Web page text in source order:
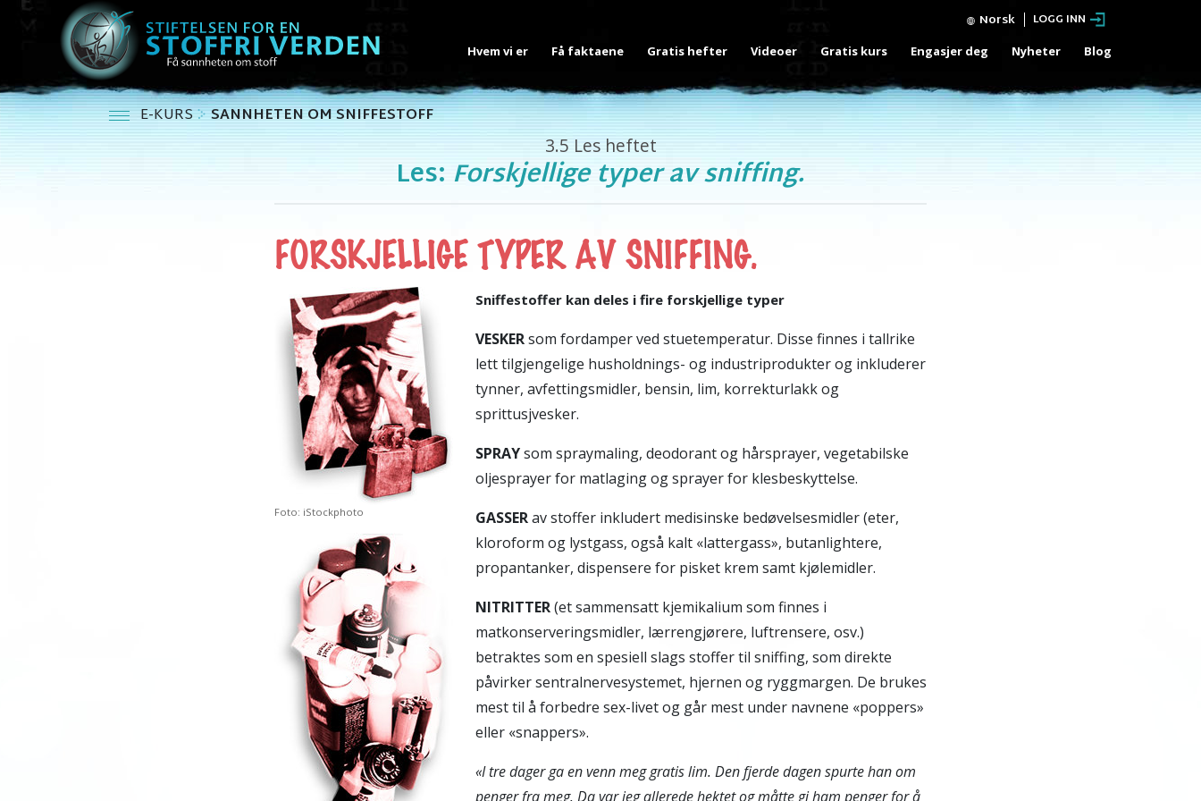
Norsk LOGG INN
Hvem vi er Få faktaene Gratis hefter Videoer Gratis kurs Engasjer deg Nyheter Blog
E-KURS SANNHETEN OM SNIFFESTOFF
3.5 Les heftet
Les: Forskjellige typer av sniffing.
FORSKJELLIGE TYPER AV SNIFFING.
Foto: iStockphoto
Sniffestoffer kan deles i fire forskjellige typer
VESKERsom fordamper ved stuetemperatur. Disse finnes i tallrike
lett tilgjengelige husholdnings- og industriprodukter og inkluderer
tynner, avfettingsmidler, bensin, lim, korrekturlakk og
sprittusjvesker.
SPRAYsom spraymaling, deodorant og hårsprayer, vegetabilske
oljesprayer for matlaging og sprayer for klesbeskyttelse.
GASSERav stoffer inkludert medisinske bedøvelsesmidler (eter,
kloroform og lystgass, også kalt «lattergass», butanlightere,
propantanker, dispensere for pisket krem samt kjølemidler.
NITRITTER(et sammensatt kjemikalium som finnes i
matkonserveringsmidler, lærrengjørere, luftrensere, osv.)
betraktes som en spesiell slags stoffer til sniffing, som direkte
påvirker sentralnervesystemet, hjernen og ryggmargen. De brukes
mest til å forbedre sex-livet og går mest under navnene «poppers»
eller «snappers».
«I tre dager ga en venn meg gratis lim. Den fjerde dagen spurte han om
penger fra meg. Da var jeg allerede hektet og måtte gi ham penger for å